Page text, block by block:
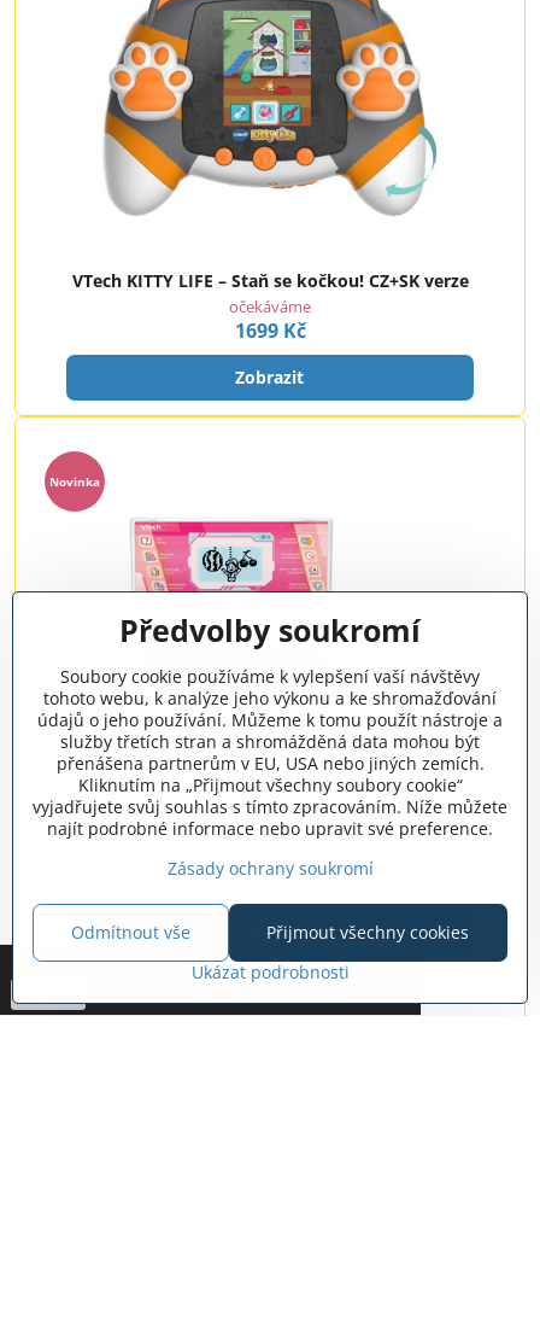
VTech KITTY LIFE – Staň se kočkou! CZ+SK verze
očekáváme
1699 Kč
Zobrazit
Novinka
VTech Genius XL – vzdělávací notebook CZ růžový
(dvojjazyčný)
očekáváme
1999 Kč
Zobrazit
Předvolby soukromí
Soubory cookie používáme k vylepšení vaší návštěvy
tohoto webu, k analýze jeho výkonu a ke shromažďování
údajů o jeho používání. Můžeme k tomu použít nástroje a
služby třetích stran a shromážděná data mohou být
přenášena partnerům v EU, USA nebo jiných zemích.
Kliknutím na „Přijmout všechny soubory cookie“
vyjadřujete svůj souhlas s tímto zpracováním. Níže můžete
najít podrobné informace nebo upravit své preference.
Zásady ochrany soukromí
Ukázat podrobnosti
Přijmout všechny cookies
Odmítnout vše
Tato stránka používá cookies.Vice info *